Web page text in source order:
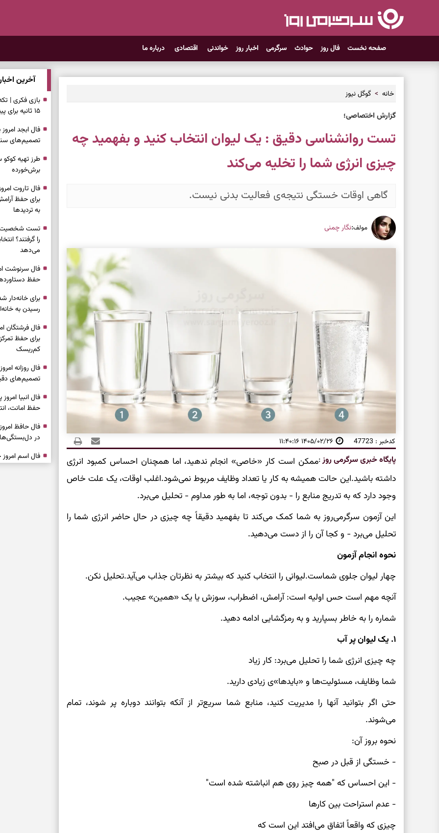
صفحه نخست فال روز حوادث سرگرمی اخبار روز خواندنی اقتصادی درباره ما
خانه گوگل نیوز
گزارش اختصاصی؛
تست روانشناسی دقیق : یک لیوان انتخاب کنید و بفهمید چه
چیزی انرژی شما را تخلیه می‌کند
گاهی اوقات خستگی نتیجه‌ی فعالیت بدنی نیست.
مولف:نگار چمنی
کدخبر : 47723 ۱۴۰۵/۰۲/۲۶ ۱۱:۴۰:۱۶
پایگاه خبری سرگرمی روز:ممکن است کار «خاصی» انجام ندهید، اما همچنان احساس کمبود انرژی
داشته باشید.این حالت همیشه به کار یا تعداد وظایف مربوط نمی‌شود.اغلب اوقات، یک علت خاص
وجود دارد که به تدریج منابع را - بدون توجه، اما به طور مداوم - تحلیل می‌برد.
این آزمون سرگرمی‌روز به شما کمک می‌کند تا بفهمید دقیقاً چه چیزی در حال حاضر انرژی شما را
تحلیل می‌برد - و کجا آن را از دست می‌دهید.
نحوه انجام آزمون
چهار لیوان جلوی شماست.لیوانی را انتخاب کنید که بیشتر به نظرتان جذاب می‌آید.تحلیل نکن.
آنچه مهم است حس اولیه است: آرامش، اضطراب، سوزش یا یک «همین» عجیب.
شماره را به خاطر بسپارید و به رمزگشایی ادامه دهید.
۱. یک لیوان پر آب
چه چیزی انرژی شما را تحلیل می‌برد: کار زیاد
شما وظایف، مسئولیت‌ها و «بایدها»ی زیادی دارید.
حتی اگر بتوانید آنها را مدیریت کنید، منابع شما سریع‌تر از آنکه بتوانند دوباره پر شوند، تمام
می‌شوند.
نحوه بروز آن:
- خستگی از قبل در صبح
- این احساس که "همه چیز روی هم انباشته شده است"
- عدم استراحت بین کارها
چیزی که واقعاً اتفاق می‌افتد این است که
آخرین
بازی فکری |
۱۵ ثانیه برای پیداکردنش وقت دارید
تصمیم‌های
طرز تهیه
برش‌خورده
برای حفظ
به تردیدها
تست شخصیت
را گرفتند؟
می‌دهد
حفظ
برای خانه‌دار
رسیدن به
برای حفظ
کم‌ریسک
تصمیم‌های
حفظ امانت،
در
درباره حضور